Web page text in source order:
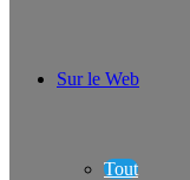
Sur le Web
Tout